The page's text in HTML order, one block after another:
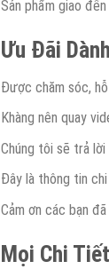
Sản phẩm giao
Ưu Đãi
Được chăm sóc,
Khàng nên quay
Chúng tôi sẽ trả
Đây là thông tin
Cảm ơn các bạn
Mọi Chi